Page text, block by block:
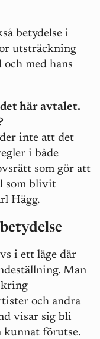
betydelse i
utsträckning
med hans
här avtalet.
inte att det
i både
som gör att
som blivit
Hägg.
i ett läge där
Man
kring
och andra
visar sig bli
kunnat förutse.